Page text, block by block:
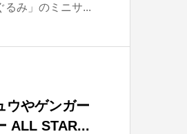
るみ」のミニサ...
ウやゲンガー
ALL STAR...